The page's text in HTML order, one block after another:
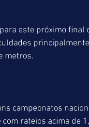
este próximo
metros.
campeonatos
rateios acima de